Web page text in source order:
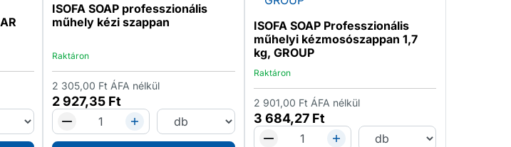
ISOFA SOAP professzionális
műhely kézi szappan
Raktáron
2 927,35 Ft
2 305,00 Ft ÁFA nélkül
ISOFA SOAP Professzionális
műhelyi kézmosószappan 1,7
kg, GROUP
Raktáron
3 684,27 Ft
2 901,00 Ft ÁFA nélkül